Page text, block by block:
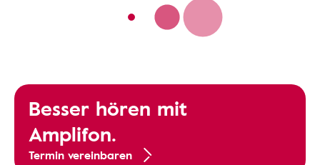
Besser hören mit
Amplifon.
Termin vereinbaren